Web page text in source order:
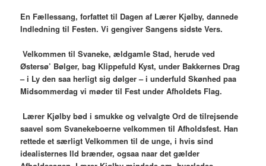
En Fællessang, forfattet til Dagen af Lærer Kjølby, dannede
Indledning til Festen. Vi gengiver Sangens sidste Vers.
Velkommen til Svaneke, ældgamle Stad, herude ved
Østersø’ Bølger, bag Klippefuld Kyst, under Bakkernes Drag
– i Ly den saa herligt sig dølger – i underfuld Skønhed paa
Midsommerdag vi møder til Fest under Afholdets Flag.
Lærer Kjølby bød i smukke og velvalgte Ord de tilrejsende
saavel som Svanekeboerne velkommen til Afholdsfest. Han
rettede et særligt Velkommen til de unge, i hvis sind
idealisternes Ild brænder, ogsaa naar det gælder